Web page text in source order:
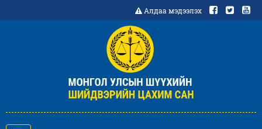
Алдаа мэдээлэх